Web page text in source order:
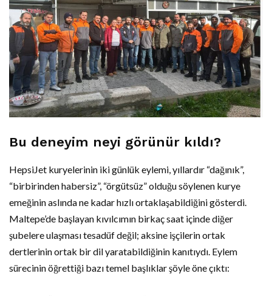
Bu deneyim neyi görünür kıldı?
HepsiJet kuryelerinin iki günlük eylemi, yıllardır “dağınık”,
“birbirinden habersiz”, “örgütsüz” olduğu söylenen kurye
emeğinin aslında ne kadar hızlı ortaklaşabildiğini gösterdi.
Maltepe’de başlayan kıvılcımın birkaç saat içinde diğer
şubelere ulaşması tesadüf değil; aksine işçilerin ortak
dertlerinin ortak bir dil yaratabildiğinin kanıtıydı. Eylem
sürecinin öğrettiği bazı temel başlıklar şöyle öne çıktı: